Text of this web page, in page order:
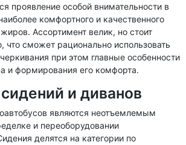
проявление особой внимательности в
комфортного и качественного
Ассортимент велик, но стоит
что сможет рационально использовать
при этом главные особенности
и формирования его комфорта.
и диванов
являются неотъемлемым
и переоборудовании
делятся на категории по